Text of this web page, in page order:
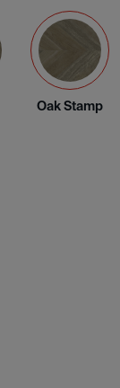
Oak Stamp